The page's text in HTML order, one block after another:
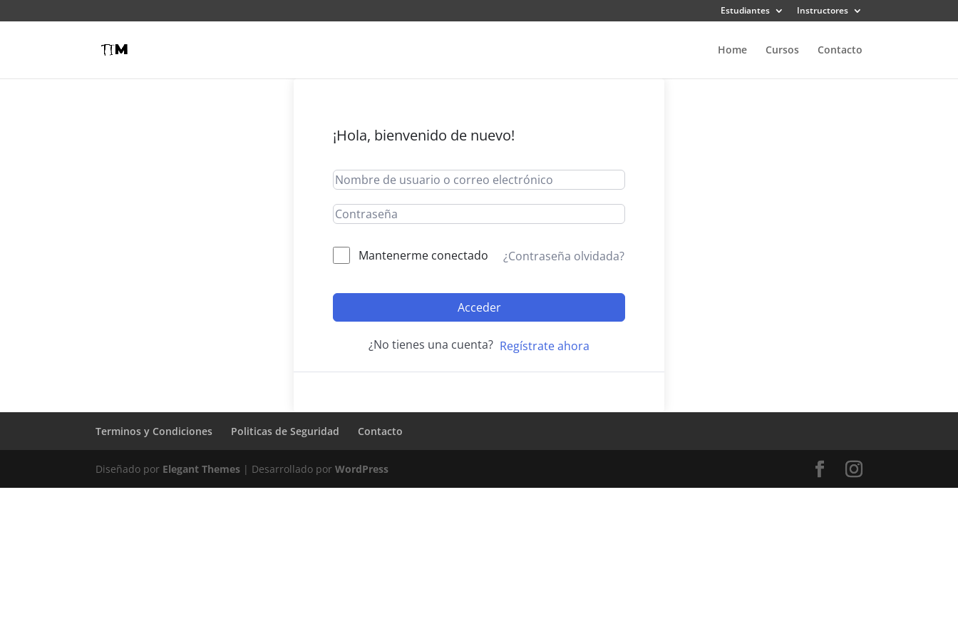
Estudiantes Instructores
Home Cursos Contacto
¡Hola, bienvenido de nuevo!
Mantenerme conectado ¿Contraseña olvidada?
Acceder
¿No tienes una cuenta? Regístrate ahora
Terminos y Condiciones Politicas de Seguridad Contacto
Diseñado por Elegant Themes | Desarrollado porWordPress